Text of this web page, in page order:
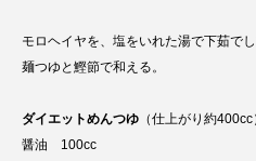
モロヘイヤを、塩をいれた湯で下茹で
麺つゆと鰹節で和える。
ダイエットめんつゆ （仕上がり約400cc
醤油 100cc